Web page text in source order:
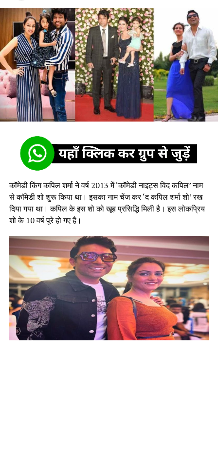
कॉमेडी किंग कपिल शर्मा ने वर्ष 2013 में ‘कॉमेडी नाइट्स विद कपिल’ नाम
से कॉमेडी शो शुरू किया था। इसका नाम चेंज कर ‘द कपिल शर्मा शो’ रख
दिया गया था। कपिल के इस शो को खूब प्रसिद्धि मिली है। इस लोकप्रिय
शो के 10 वर्ष पूरे हो गए है।